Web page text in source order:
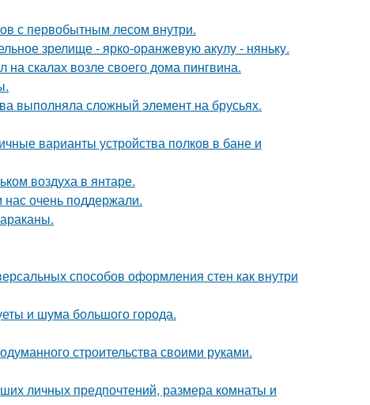
с первобытным лесом внутри.
зрелище - ярко-оранжевую акулу - няньку.
скалах возле своего дома пингвина.
выполняла сложный элемент на брусьях.
варианты устройства полков в бане и
воздуха в янтаре.
очень поддержали.
способов оформления стен как внутри
и шума большого города.
строительства своими руками.
личных предпочтений, размера комнаты и